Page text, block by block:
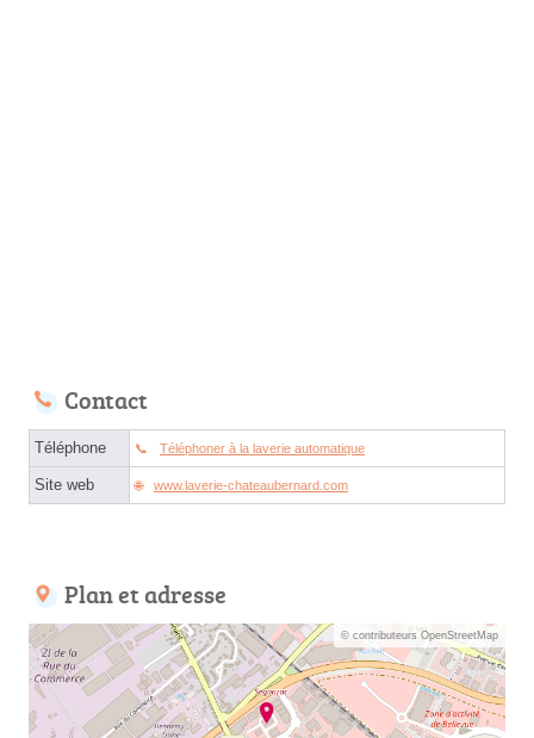
Contact
Téléphone Téléphoner à la laverie automatique
Site web www.laverie-chateaubernard.com
Plan et adresse
© contributeurs OpenStreetMap